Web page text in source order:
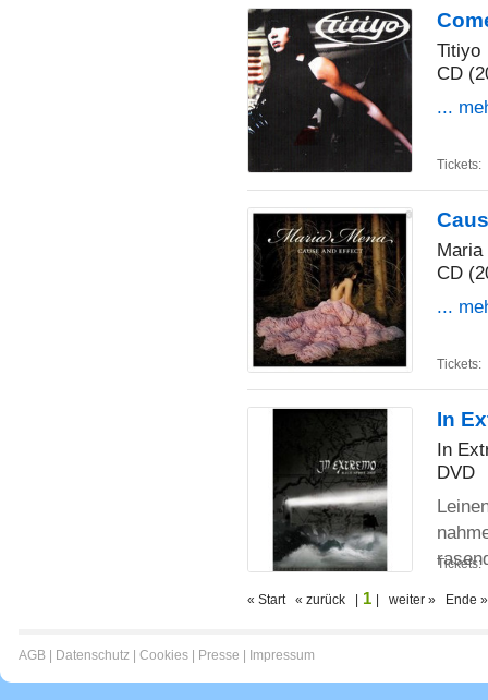
Titiyo
CD
...
Tickets:
Maria
CD
...
Tickets:
In
In
DVD
Tickets:
« Start « zurück | 1 | weiter » Ende »
AGB Datenschutz Cookies Presse Impressum